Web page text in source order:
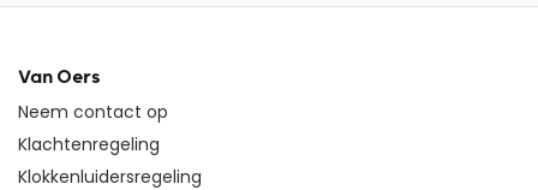
Van Oers
Neem contact op
Klachtenregeling
Klokkenluidersregeling